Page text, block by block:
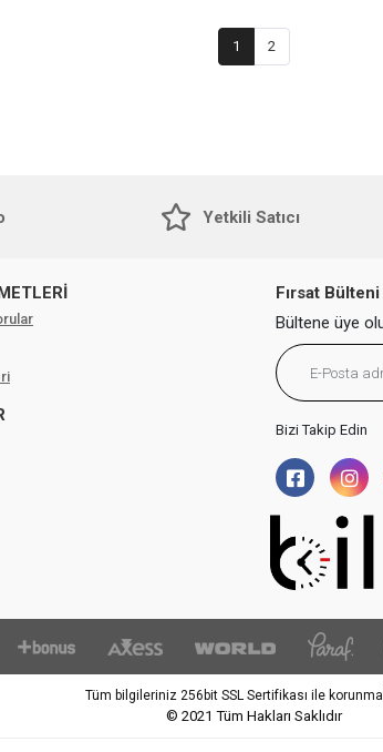
1 2
Yetkili Satıcı
Fırsat Bülteni
Bültene üye
Bizi Takip Edin
Tüm bilgileriniz 256bit SSL Sertifikası ile
© 2021 Tüm Hakları Saklıdır